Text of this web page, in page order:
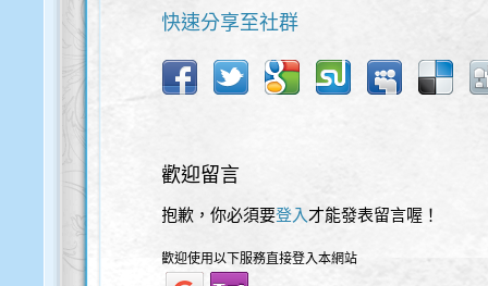
快速分享至社群
歡迎留言
抱歉，你必須要登入 才能發表留言喔！
歡迎使用以下服務直接登入本網站